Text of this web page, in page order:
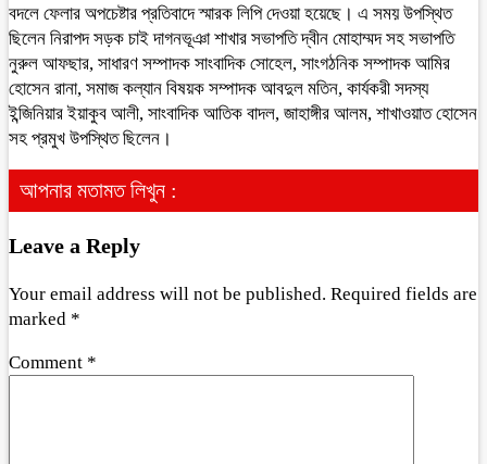
বদলে ফেলার অপচেষ্টার প্রতিবাদে স্মারক লিপি দেওয়া হয়েছে। এ সময় উপস্থিত
ছিলেন নিরাপদ সড়ক চাই দাগনভূঞা শাখার সভাপতি দ্বীন মোহাম্মদ সহ সভাপতি
নুরুল আফছার, সাধারণ সম্পাদক সাংবাদিক সোহেল, সাংগঠনিক সম্পাদক আমির
হোসেন রানা, সমাজ কল্যান বিষয়ক সম্পাদক আবদুল মতিন, কার্যকরী সদস্য
ইন্জিনিয়ার ইয়াকুব আলী, সাংবাদিক আতিক বাদল, জাহাঙ্গীর আলম, শাখাওয়াত হোসেন
সহ প্রমুখ উপস্থিত ছিলেন।
আপনার মতামত লিখুন :
Leave a Reply
Your email address will not be published. Required fields are
marked *
Comment *